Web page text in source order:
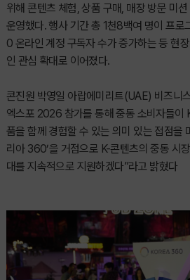
위해 콘텐츠 체험, 상품 구매, 매장 방문 미
운영했다. 행사 기간 총 1천8백여 명이 프
0 온라인 계정 구독자 수가 증가하는 등 현
인 관심 확대로 이어졌다.
콘진원 박영일 아랍에미리트(UAE) 비즈니
엑스포 2026 참가를 통해 중동 소비자들이
품을 함께 경험할 수 있는 의미 있는 접점을
리아 360’을 거점으로 K-콘텐츠의 중동 시
대를 지속적으로 지원하겠다”라고 밝혔다